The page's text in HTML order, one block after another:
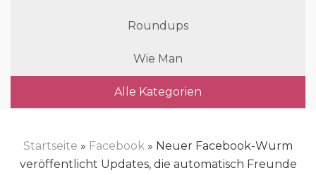
Roundups
Wie Man
Alle Kategorien
Startseite » Facebook » Neuer Facebook-Wurm
veröffentlicht Updates, die automatisch Freunde